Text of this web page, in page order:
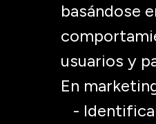
basándose
usuarios y
En
-